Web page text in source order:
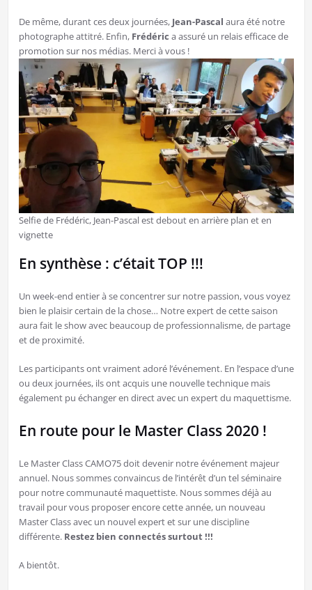
De même, durant ces deux journées, Jean-Pascal aura été notre
photographe attitré. Enfin, Frédéric a assuré un relais efficace de
promotion sur nos médias. Merci à vous !
Selfie de Frédéric, Jean-Pascal est debout en arrière plan et en
vignette
En synthèse : c’était TOP !!!
Un week-end entier à se concentrer sur notre passion, vous voyez
bien le plaisir certain de la chose… Notre expert de cette saison
aura fait le show avec beaucoup de professionnalisme, de partage
et de proximité.
Les participants ont vraiment adoré l’événement. En l’espace d’une
ou deux journées, ils ont acquis une nouvelle technique mais
également pu échanger en direct avec un expert du maquettisme.
En route pour le Master Class 2020 !
Le Master Class CAMO75 doit devenir notre événement majeur
annuel. Nous sommes convaincus de l’intérêt d’un tel séminaire
pour notre communauté maquettiste. Nous sommes déjà au
travail pour vous proposer encore cette année, un nouveau
Master Class avec un nouvel expert et sur une discipline
différente. Restez bien connectés surtout !!!
A bientôt.